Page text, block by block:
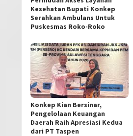
Kesehatan Bupati Konkep
Serahkan Ambulans Untuk
Puskesmas Roko-Roko
Konkep Kian Bersinar,
Pengelolaan Keuangan
Daerah Raih Apresiasi Kedua
dari PT Taspen